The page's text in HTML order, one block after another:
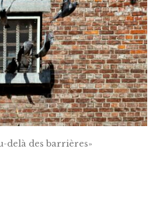
delà des barrières»